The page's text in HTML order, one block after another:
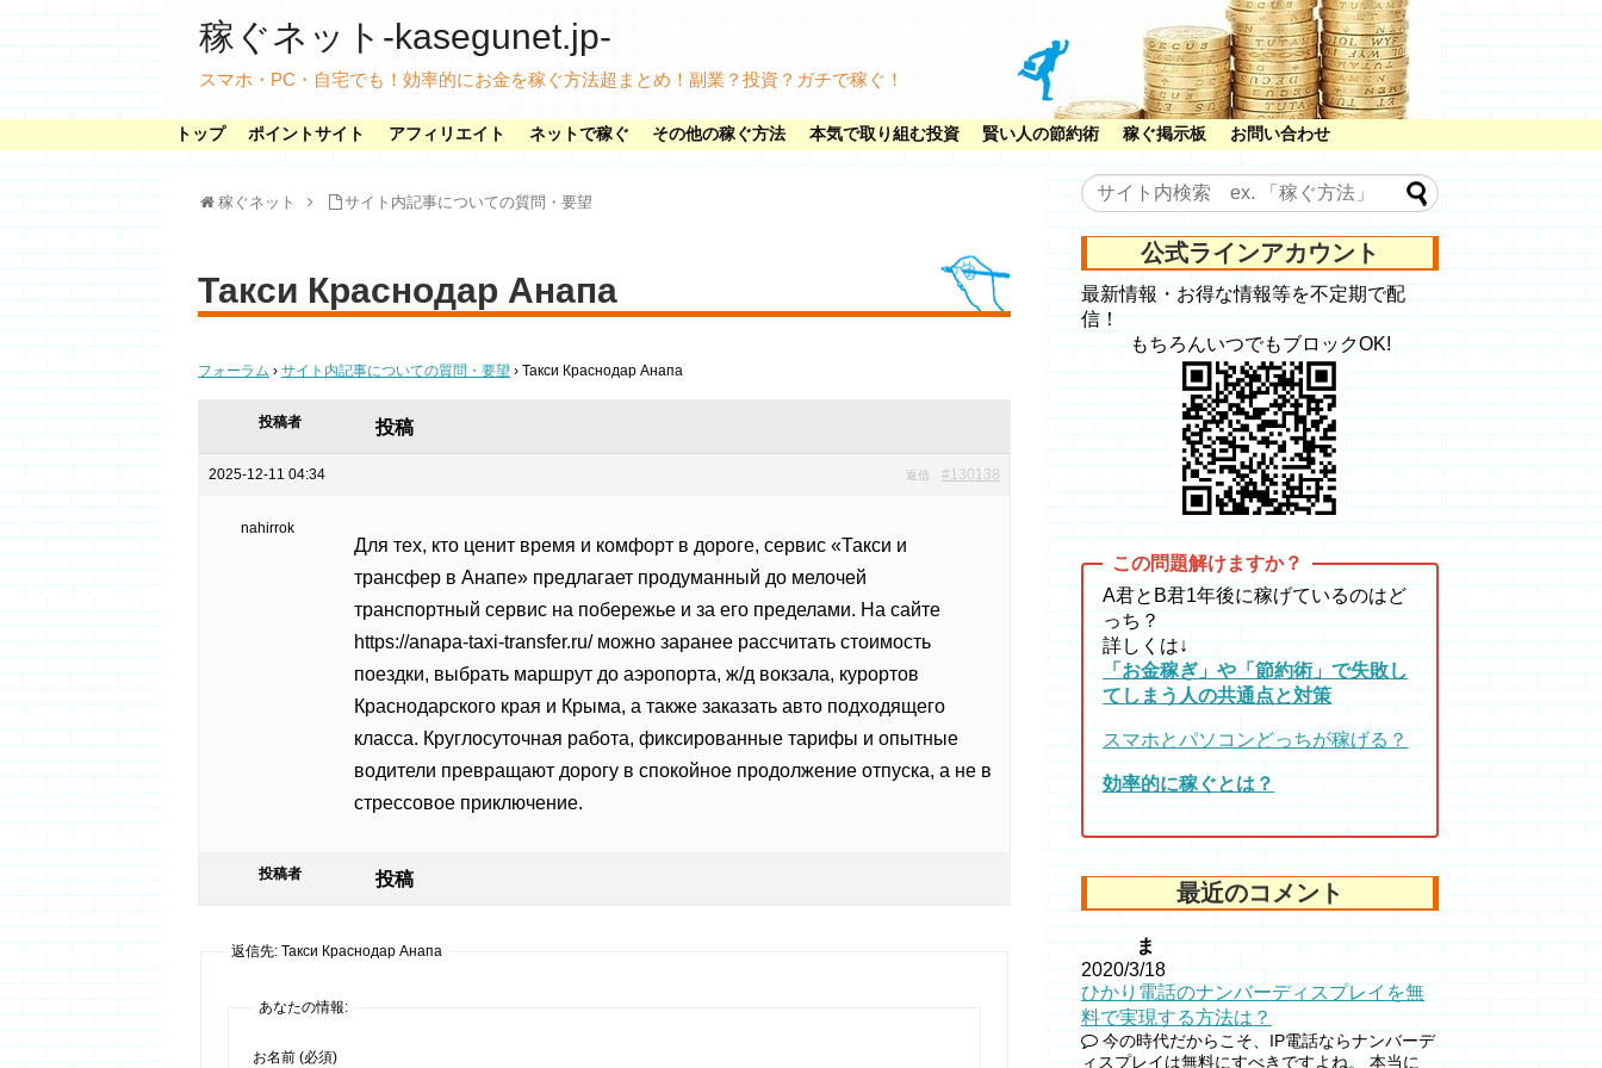
稼ぐネット-kasegunet.jp-
スマホ・PC・自宅でも！効率的にお金を稼ぐ方法超まとめ！副業？投資？ガチで稼ぐ！
トップ ポイントサイト アフィリエイト ネットで稼ぐ その他の稼ぐ方法 本気で取り組む投資 賢い人の節約術 稼ぐ掲示板 お問い合わせ
稼ぐネット サイト内記事についての質問・要望
Такси Краснодар Анапа
フォーラム › サイト内記事についての質問・要望 › Такси Краснодар Анапа
投稿者 投稿
2025-12-11 04:34 #130138
返信
nahirrok
Для тех, кто ценит время и комфорт в дороге, сервис «Такси и
трансфер в Анапе» предлагает продуманный до мелочей
транспортный сервис на побережье и за его пределами. На сайте
https://anapa-taxi-transfer.ru/ можно заранее рассчитать стоимость
поездки, выбрать маршрут до аэропорта, ж/д вокзала, курортов
Краснодарского края и Крыма, а также заказать авто подходящего
класса. Круглосуточная работа, фиксированные тарифы и опытные
водители превращают дорогу в спокойное продолжение отпуска, а не в
стрессовое приключение.
投稿者 投稿
返信先: Такси Краснодар Анапа
あなたの情報:
お名前 (必須)
公式ラインアカウント
最新情報・お得な情報等を不定期で配
信！
もちろんいつでもブロックOK!
A君とB君1年後に稼げているのはど
っち？
詳しくは↓
「お金稼ぎ」や「節約術」で失敗し
てしまう人の共通点と対策
スマホとパソコンどっちが稼げる？
効率的に稼ぐとは？
最近のコメント
ま
2020/3/18
ひかり電話のナンバーディスプレイを無
料で実現する方法は？
今の時代だからこそ、IP電話ならナンバーデ
ィスプレイは無料にすべきですよね。 本当に